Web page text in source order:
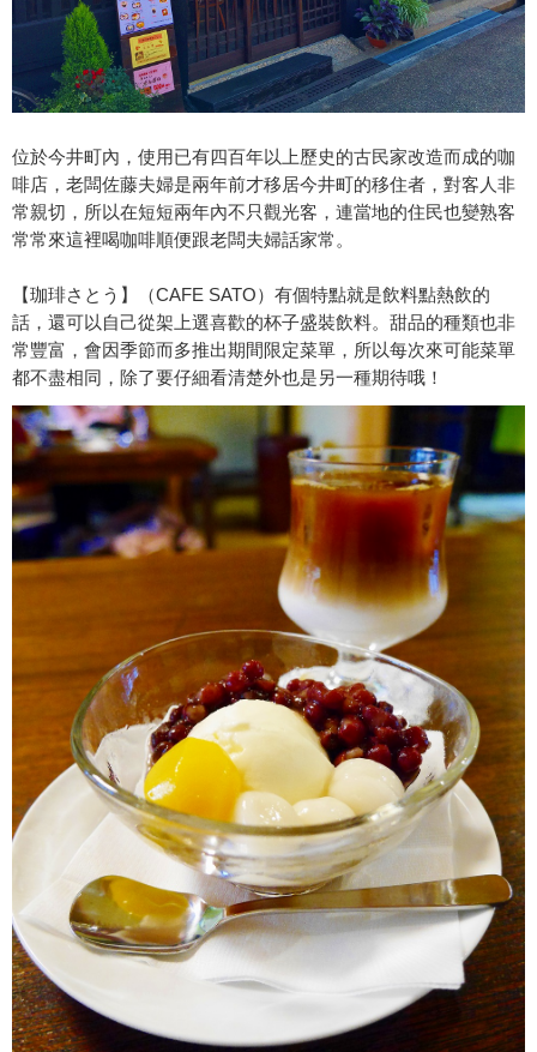
位於今井町內，使用已有四百年以上歷史的古民家改造而成的咖
啡店，老闆佐藤夫婦是兩年前才移居今井町的移住者，對客人非
常親切，所以在短短兩年內不只觀光客，連當地的住民也變熟客
常常來這裡喝咖啡順便跟老闆夫婦話家常。
【珈琲さとう】（CAFE SATO）有個特點就是飲料點熱飲的
話，還可以自己從架上選喜歡的杯子盛裝飲料。甜品的種類也非
常豐富，會因季節而多推出期間限定菜單，所以每次來可能菜單
都不盡相同，除了要仔細看清楚外也是另一種期待哦！